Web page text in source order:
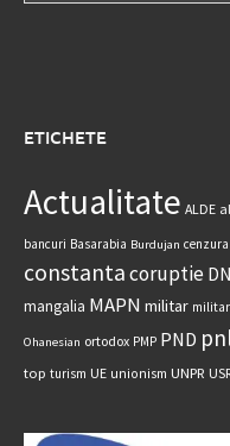
ETICHETE
Actualitate ALDE
bancuri Basarabia Burdujan cenzura
constantacoruptie
mangalia MAPN militar
Ohanesian ortodox PMP PND
top turism UE unionism UNPR